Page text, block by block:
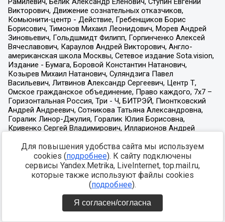
Для повышения удобства сайта мы используем
cookies (подробнее). К сайту подключены
сервисы Yandex.Metrika, LiveInternet, top.mail.ru,
которые также используют файлы cookies
(подробнее).
Я согласен/согласна